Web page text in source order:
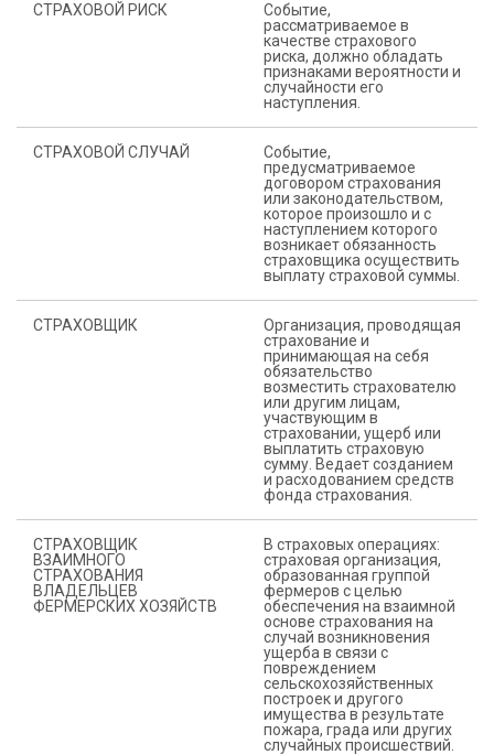
СТРАХОВОЙ РИСК
Событие,
рассматриваемое в
качестве страхового
риска, должно обладать
признаками вероятности и
случайности его
наступления.
СТРАХОВОЙ СЛУЧАЙ
Событие,
предусматриваемое
договором страхования
или законодательством,
которое произошло и с
наступлением которого
возникает обязанность
страховщика осуществить
выплату страховой суммы.
СТРАХОВЩИК
Организация, проводящая
страхование и
принимающая на себя
обязательство
возместить страхователю
или другим лицам,
участвующим в
страховании, ущерб или
выплатить страховую
сумму. Ведает созданием
и расходованием средств
фонда страхования.
СТРАХОВЩИК
ВЗАИМНОГО
СТРАХОВАНИЯ
ВЛАДЕЛЬЦЕВ
ФЕРМЕРСКИХ ХОЗЯЙСТВ
В страховых операциях:
страховая организация,
образованная группой
фермеров с целью
обеспечения на взаимной
основе страхования на
случай возникновения
ущерба в связи с
повреждением
сельскохозяйственных
построек и другого
имущества в результате
пожара, града или других
случайных происшествий.